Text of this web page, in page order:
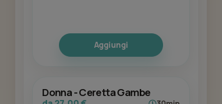
Aggiungi
Donna - Ceretta Gambe